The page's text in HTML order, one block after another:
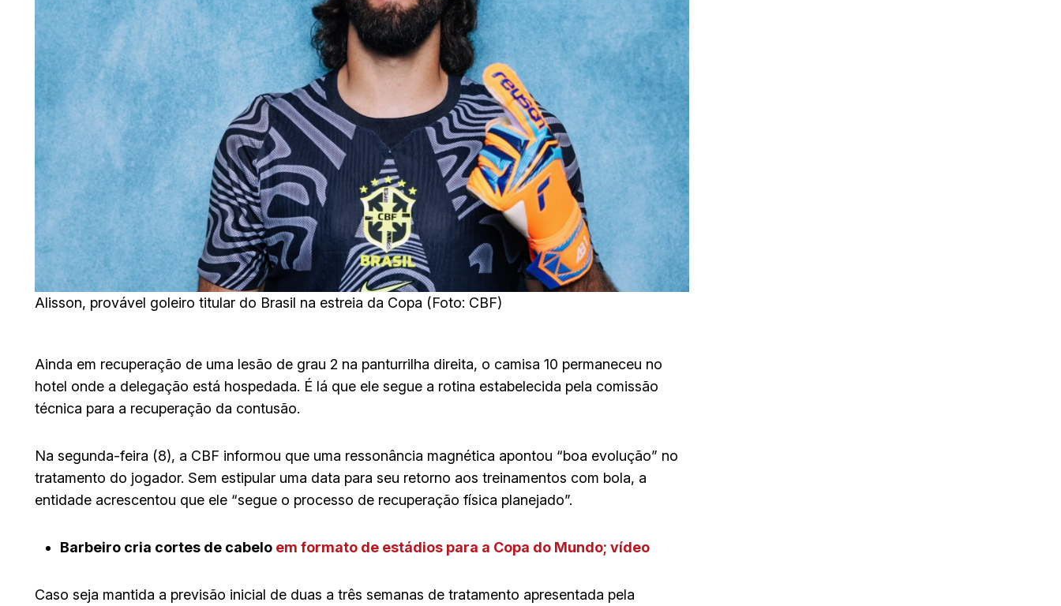
Alisson, provável goleiro titular do Brasil na estreia da Copa (Foto: CBF)
Ainda em recuperação de uma lesão de grau 2 na panturrilha direita, o camisa 10 permaneceu no
hotel onde a delegação está hospedada. É lá que ele segue a rotina estabelecida pela comissão
técnica para a recuperação da contusão.
Na segunda-feira (8), a CBF informou que uma ressonância magnética apontou “boa evolução” no
tratamento do jogador. Sem estipular uma data para seu retorno aos treinamentos com bola, a
entidade acrescentou que ele “segue o processo de recuperação física planejado”.
Barbeiro cria cortes de cabelo em formato de estádios para a Copa do Mundo; vídeo
Caso seja mantida a previsão inicial de duas a três semanas de tratamento apresentada pela